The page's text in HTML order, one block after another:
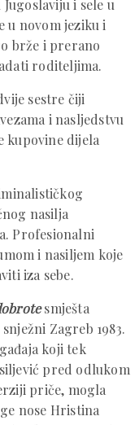
i sele u
u novom jeziku i
brže i prerano
roditeljima.
sestre čiji
i nasljedstvu
kupovine dijela
nasilja
Profesionalni
i nasiljem koje
iza sebe.
smješta
Zagreb 1983.
koji tek
pred odlukom
priče, mogla
nose Hristina